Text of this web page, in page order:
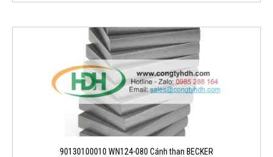
90130100010 WN124-080 Cánh than BECKER